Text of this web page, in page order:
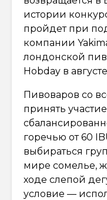
истории
пройдет при
компании
лондонской
Hobday в
Пивоваров со
принять
горечью от 60
выбираться
мире сомелье,
ходе слепой
условие —